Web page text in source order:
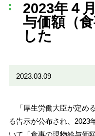
2023年４
与価額（
した
2023.03.09
「厚生労働大臣が定め
る告示が公布され、2023
いて「食事の現物給与価